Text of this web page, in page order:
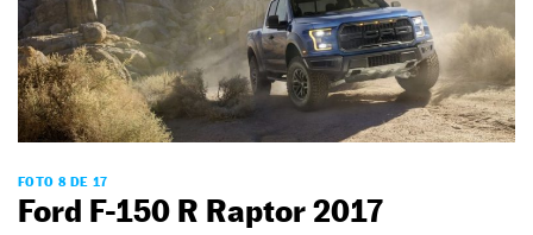
FOTO 8 DE 17
Ford F-150 R Raptor 2017